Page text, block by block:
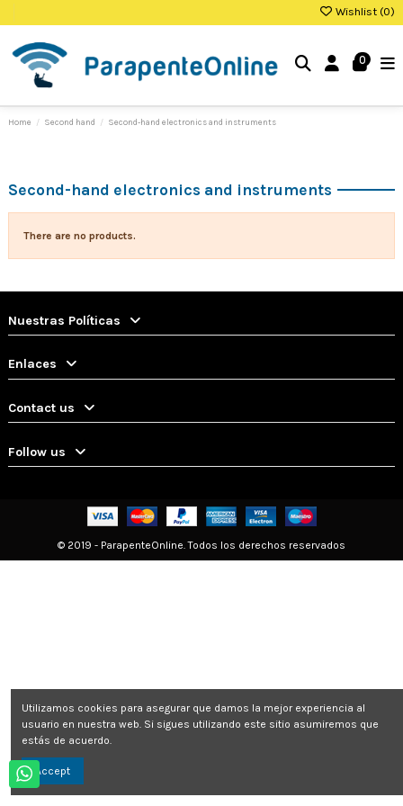
Wishlist (0)
0
Home Second hand Second-hand electronics and instruments
Second-hand electronics and instruments
There are no products.
Nuestras Políticas
Enlaces
Contact us
Follow us
© 2019 - ParapenteOnline. Todos los derechos reservados
Utilizamos cookies para asegurar que damos la mejor experiencia al
usuario en nuestra web. Si sigues utilizando este sitio asumiremos que
estás de acuerdo.
Accept